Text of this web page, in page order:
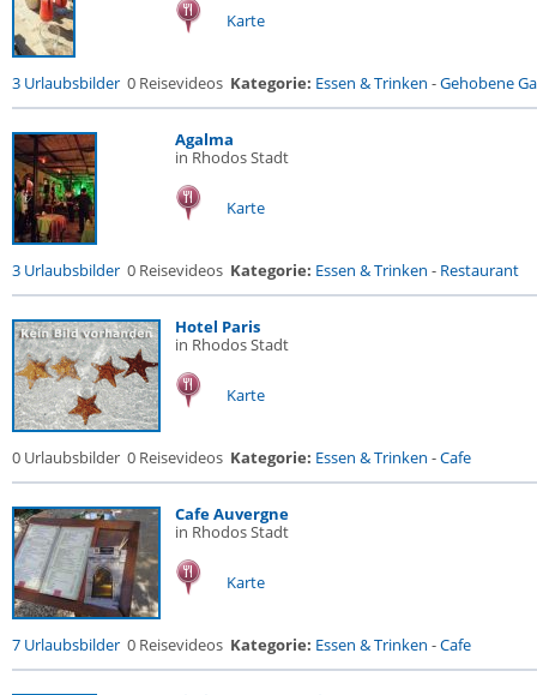
Karte
3 Urlaubsbilder 0 Reisevideos Kategorie: Essen & Trinken -Gehobene
Agalma
in Rhodos Stadt
Karte
3 Urlaubsbilder 0 Reisevideos Kategorie: Essen & Trinken - Restaurant
Hotel Paris
in Rhodos Stadt
Karte
0 Urlaubsbilder 0 Reisevideos Kategorie: Essen & Trinken -Cafe
Cafe Auvergne
in Rhodos Stadt
Karte
7 Urlaubsbilder 0 Reisevideos Kategorie: Essen & Trinken -Cafe